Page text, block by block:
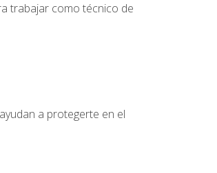
trabajar como técnico de
a protegerte en el